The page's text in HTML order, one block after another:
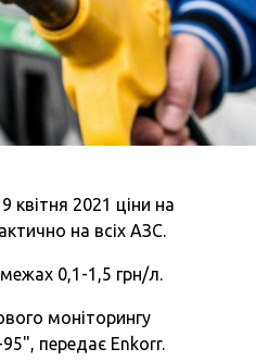
квітня 2021 ціни на
на всіх АЗС.
0,1-1,5 грн/л.
моніторингу
передає Enkorr.